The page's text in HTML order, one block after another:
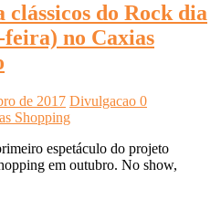
clássicos do Rock dia
no Caxias
de 2017 Divulgacao 0
Shopping
espetáculo do projeto
em outubro. No show,